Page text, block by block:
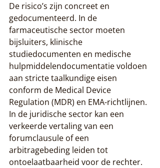
De risico’s zijn concreet en
gedocumenteerd. In de
farmaceutische sector moeten
bijsluiters, klinische
studiedocumenten en medische
hulpmiddelendocumentatie voldoen
aan stricte taalkundige eisen
conform de Medical Device
Regulation (MDR) en EMA-richtlijnen.
In de juridische sector kan een
verkeerde vertaling van een
forumclausule of een
arbitragebeding leiden tot
ontoelaatbaarheid voor de rechter.